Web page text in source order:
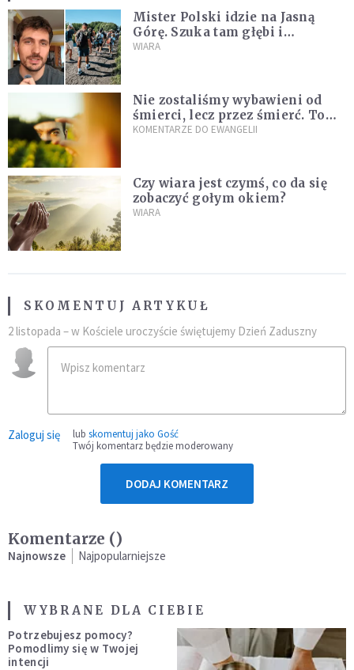
Mister Polski idzie na Jasną
Górę. Szuka tam głębi i
spotkania
WIARA
Nie zostaliśmy wybawieni od
śmierci, lecz przez śmierć. To
jedna z największych tajemnic
KOMENTARZE DO EWANGELII
Czy wiara jest czymś, co da się
zobaczyć gołym okiem?
WIARA
SKOMENTUJ ARTYKUŁ
2 listopada – w Kościele uroczyście świętujemy Dzień Zaduszny
Zaloguj się lub skomentuj jako Gość
Twój komentarz będzie moderowany
DODAJ KOMENTARZ
Komentarze ()
Najnowsze Najpopularniejsze
WYBRANE DLA CIEBIE
Potrzebujesz pomocy?
Pomodlimy się w Twojej
intencji